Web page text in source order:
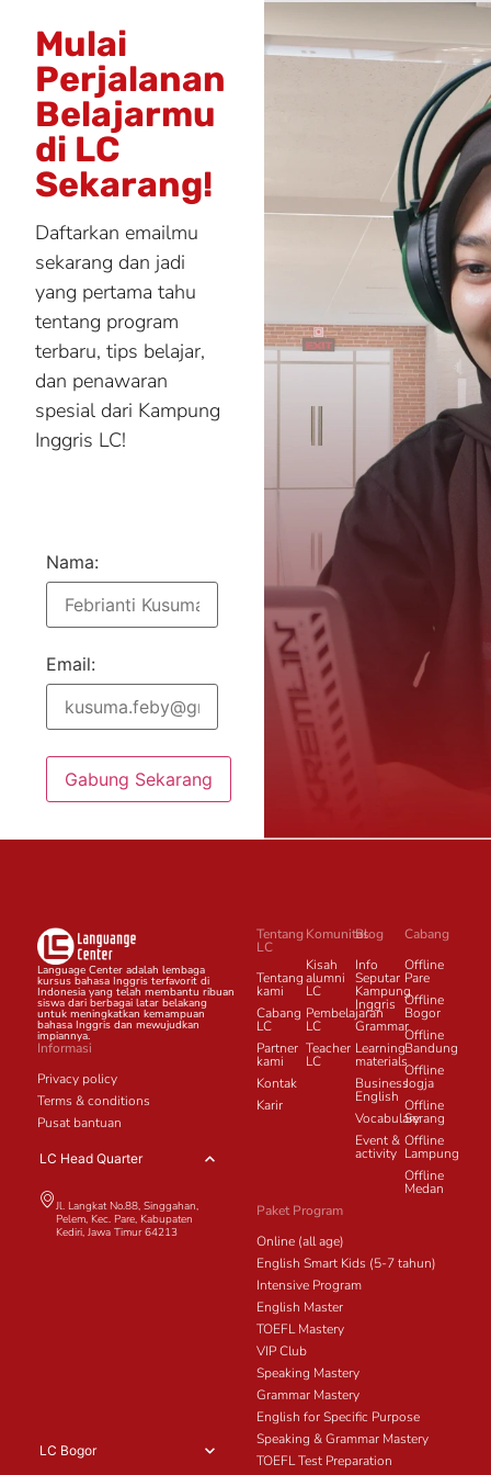
Mulai
Perjalanan
Belajarmu
di LC
Sekarang!
Daftarkan emailmu
sekarang dan jadi
yang pertama tahu
tentang program
terbaru, tips belajar,
dan penawaran
spesial dari Kampung
Inggris LC!
Nama:
Email:
Gabung Sekarang
Language Center adalah lembaga
kursus bahasa Inggris terfavorit di
Indonesia yang telah membantu ribuan
siswa dari berbagai latar belakang
untuk meningkatkan kemampuan
bahasa Inggris dan mewujudkan
impiannya.
Informasi
Privacy policy
Terms & conditions
Pusat bantuan
LC Head Quarter
Jl. Langkat No.88, Singgahan,
Pelem, Kec. Pare, Kabupaten
Kediri, Jawa Timur 64213
LC Bogor
Tentang
LC
Tentang
kami
Cabang
LC
Partner
kami
Kontak
Karir
Komunitas
Kisah
alumni
LC
Pembelajaran
LC
Teacher
LC
Blog
Info
Seputar
Kampung
Inggris
Grammar
Learning
materials
Business
English
Vocabulary
Event &
activity
Cabang
Offline
Pare
Offline
Bogor
Offline
Bandung
Offline
Jogja
Offline
Serang
Offline
Lampung
Offline
Medan
Paket Program
Online (all age)
English Smart Kids (5-7 tahun)
Intensive Program
English Master
TOEFL Mastery
VIP Club
Speaking Mastery
Grammar Mastery
English for Specific Purpose
Speaking & Grammar Mastery
TOEFL Test Preparation